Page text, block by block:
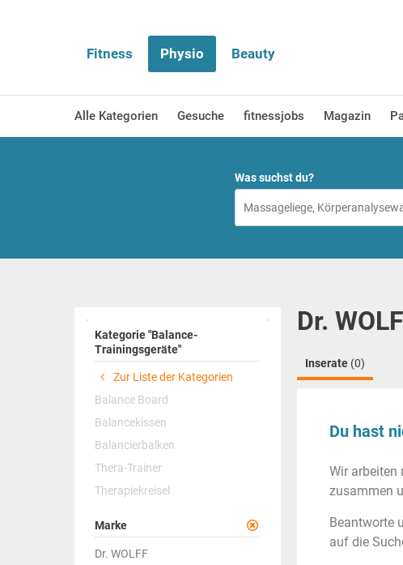
Fitness Physio Beauty
Alle Kategorien Gesuche fitnessjobs Magazin
Was suchst du?
Kategorie "Balance-
Trainingsgeräte"
Zur Liste der Kategorien
Balance Board
Balancekissen
Balancierbalken
Thera-Trainer
Therapiekreisel
Marke
Dr. WOLFF
Dr.
Inserate (0)
Du hast
Wir arbeiten
zusammen
Beantworte
auf die